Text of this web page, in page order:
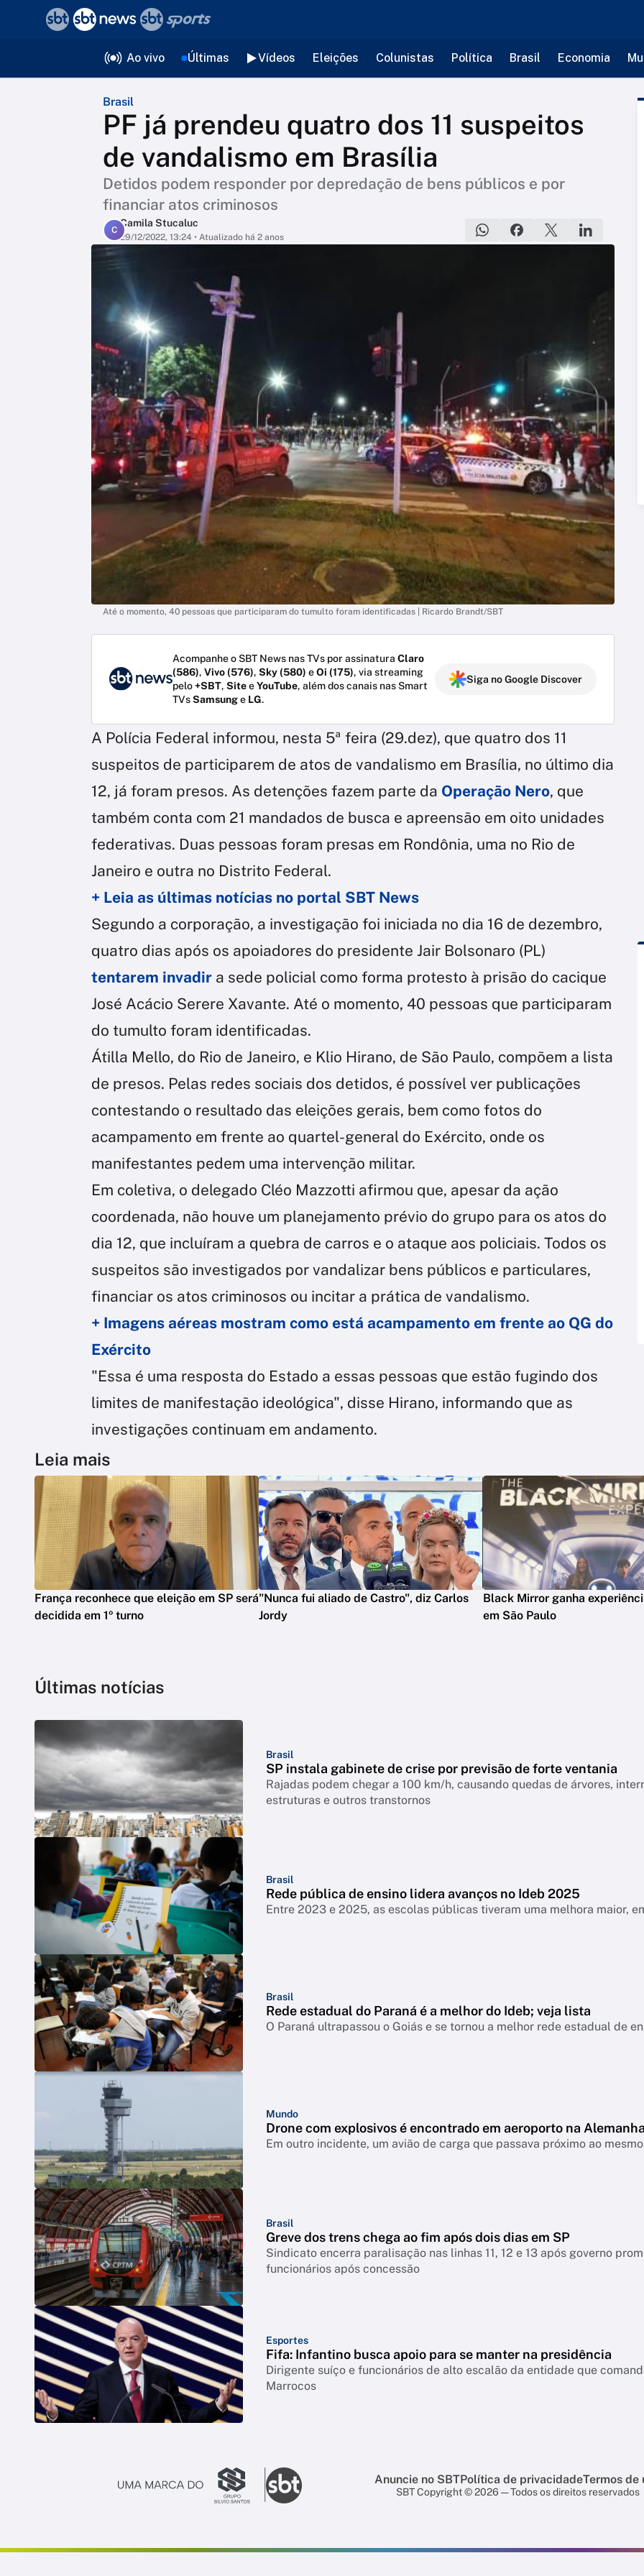
Ao vivo Últimas Vídeos Eleições Colunistas Política Brasil Economia
Brasil
PF já prendeu quatro dos 11 suspeitos
de vandalismo em Brasília
Detidos podem responder por depredação de bens públicos e por
financiar atos criminosos
C
Camila Stucaluc
29/12/2022, 13:24 • Atualizado há 2 anos
Até o momento, 40 pessoas que participaram do tumulto foram identificadas | Ricardo Brandt/SBT
Acompanhe o SBT News nas TVs por assinatura Claro
(586), Vivo (576), Sky (580) eOi (175), via streaming
pelo+SBT, SiteeYouTube, além dos canais nas Smart
TVsSamsunge LG.
Siga no Google Discover
A Polícia Federal informou, nesta 5ª feira (29.dez), que quatro dos 11
suspeitos de participarem de atos de vandalismo em Brasília, no último dia
12, já foram presos. As detenções fazem parte da Operação Nero, que
também conta com 21 mandados de busca e apreensão em oito unidades
federativas. Duas pessoas foram presas em Rondônia, uma no Rio de
Janeiro e outra no Distrito Federal.
+ Leia as últimas notícias no portal SBT News
Segundo a corporação, a investigação foi iniciada no dia 16 de dezembro,
quatro dias após os apoiadores do presidente Jair Bolsonaro (PL)
tentarem invadir a sede policial como forma protesto à prisão do cacique
José Acácio Serere Xavante. Até o momento, 40 pessoas que participaram
do tumulto foram identificadas.
Átilla Mello, do Rio de Janeiro, e Klio Hirano, de São Paulo, compõem a lista
de presos. Pelas redes sociais dos detidos, é possível ver publicações
contestando o resultado das eleições gerais, bem como fotos do
acampamento em frente ao quartel-general do Exército, onde os
manifestantes pedem uma intervenção militar.
Em coletiva, o delegado Cléo Mazzotti afirmou que, apesar da ação
coordenada, não houve um planejamento prévio do grupo para os atos do
dia 12, que incluíram a quebra de carros e o ataque aos policiais. Todos os
suspeitos são investigados por vandalizar bens públicos e particulares,
financiar os atos criminosos ou incitar a prática de vandalismo.
+ Imagens aéreas mostram como está acampamento em frente ao QG do
Exército
"Essa é uma resposta do Estado a essas pessoas que estão fugindo dos
limites de manifestação ideológica", disse Hirano, informando que as
investigações continuam em andamento.
Leia mais
França reconhece que eleição em SP será
decidida em 1º turno
"Nunca fui aliado de Castro", diz Carlos
Jordy
Black Mirror ganha
em São Paulo
Últimas notícias
Brasil
SP instala gabinete de crise por previsão de forte ventania
Rajadas podem chegar a 100 km/h, causando quedas de árvores,
estruturas e outros transtornos
Brasil
Rede pública de ensino lidera avanços no Ideb 2025
Entre 2023 e 2025, as escolas públicas tiveram uma melhora maior,
Brasil
Rede estadual do Paraná é a melhor do Ideb; veja lista
O Paraná ultrapassou o Goiás e se tornou a melhor rede estadual de
Mundo
Drone com explosivos é encontrado em aeroporto na Alemanha
Em outro incidente, um avião de carga que passava próximo ao
Brasil
Greve dos trens chega ao fim após dois dias em SP
Sindicato encerra paralisação nas linhas 11, 12 e 13 após governo
funcionários após concessão
Esportes
Fifa: Infantino busca apoio para se manter na presidência
Dirigente suíço e funcionários de alto escalão da entidade que
Marrocos
Anuncie no SBTPolítica de privacidadeTermos de
SBT Copyright © 2026 — Todos os direitos reservados
voltar
Editorias